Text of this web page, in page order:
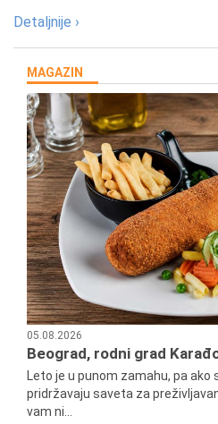
Detaljnije ›
MAGAZIN
05.08.2026
Beograd, rodni grad
Leto je u punom zamahu, pa ako
pridržavaju saveta za
vam ni...